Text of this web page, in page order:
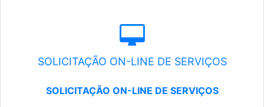
SOLICITAÇÃO ON-LINE DE SERVIÇOS
SOLICITAÇÃO ON-LINE DE SERVIÇOS